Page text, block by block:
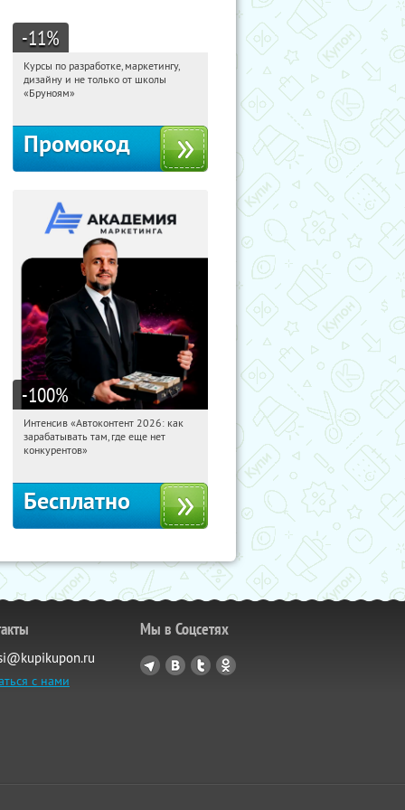
-11%
12:35:33
Получи первым!
Россия
Курсы по разработке, маркетингу,
дизайну и не только от школы
«Бруноям»
Промокод
-100%
12:35:33 Получили:
Россия
Интенсив «Автоконтент 2026: как
зарабатывать там, где еще нет
конкурентов»
Бесплатно
с нами
Мы в Соцсетях